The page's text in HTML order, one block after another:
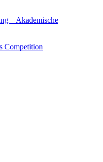
– Akademische
Competition